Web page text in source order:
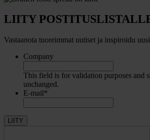
LIITY
Vastaanota tuoreimmat uutiset ja inspiroidu
Company
This field is for validation purposes and
unchanged.
E-mail*